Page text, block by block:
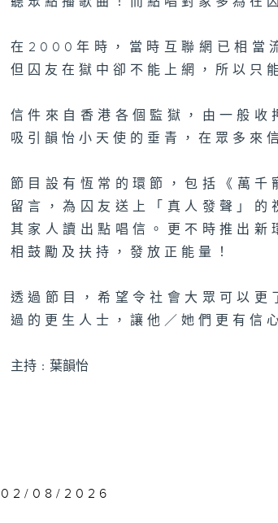
在2000年時，當時互聯網已相當
但囚友在獄中卻不能上網，所以只
信件來自香港各個監獄，由一般
吸引韻怡小天使的垂青，在眾多來
節目設有恆常的環節，包括《萬
留言，為囚友送上「真人發聲」
其家人讀出點唱信。更不時推出
相鼓勵及扶持，發放正能量！
透過節目，希望令社會大眾可以
過的更生人士，讓他／她們更有信
主持﹕葉韻怡
02/08/2026